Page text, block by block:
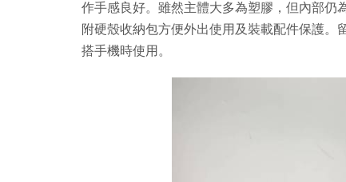
作手感良好。雖然主體大多為塑膠，但內部仍
附硬殼收納包方便外出使用及裝載配件保護
搭手機時使用。